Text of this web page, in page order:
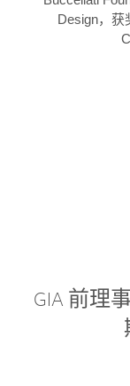
Design，获
GIA 前理